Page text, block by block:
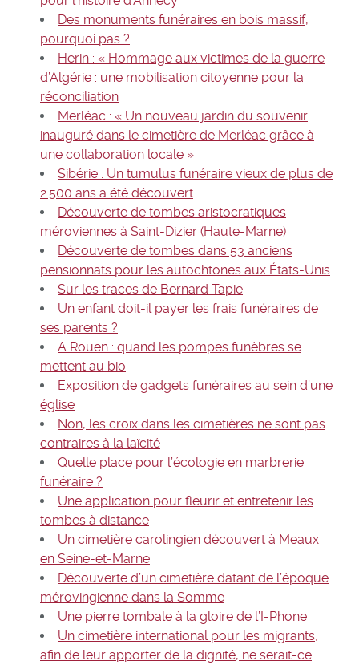
Des monuments funéraires en bois massif,
pourquoi pas ?
Herin : « Hommage aux victimes de la guerre
d’Algérie : une mobilisation citoyenne pour la
réconciliation
Merléac : « Un nouveau jardin du souvenir
inauguré dans le cimetière de Merléac grâce à
une collaboration locale »
Sibérie : Un tumulus funéraire vieux de plus de
2.500 ans a été découvert
Découverte de tombes aristocratiques
méroviennes à Saint-Dizier (Haute-Marne)
Découverte de tombes dans 53 anciens
pensionnats pour les autochtones aux États-Unis
Sur les traces de Bernard Tapie
Un enfant doit-il payer les frais funéraires de
ses parents ?
A Rouen : quand les pompes funèbres se
mettent au bio
Exposition de gadgets funéraires au sein d’une
église
Non, les croix dans les cimetières ne sont pas
contraires à la laïcité
Quelle place pour l’écologie en marbrerie
funéraire ?
Une application pour fleurir et entretenir les
tombes à distance
Un cimetière carolingien découvert à Meaux
en Seine-et-Marne
Découverte d’un cimetière datant de l’époque
mérovingienne dans la Somme
Une pierre tombale à la gloire de l’I-Phone
Un cimetière international pour les migrants,
afin de leur apporter de la dignité, ne serait-ce